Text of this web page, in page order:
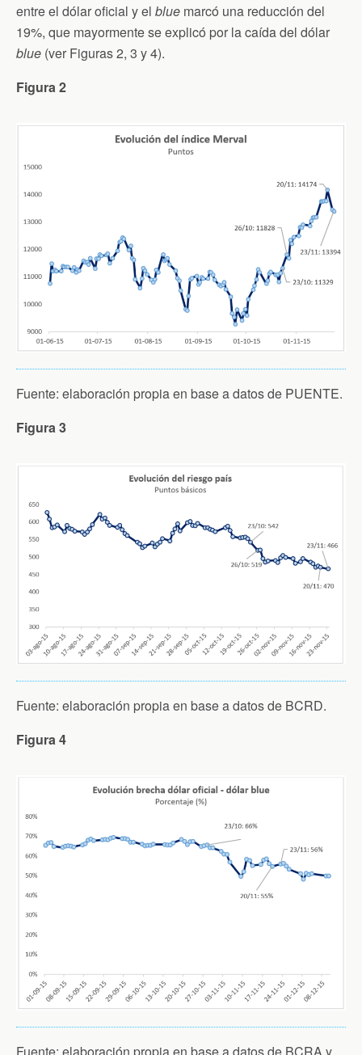
entre el dólar oficial y el blue marcó una reducción del
19%, que mayormente se explicó por la caída del dólar
blue (ver Figuras 2, 3 y 4).
Figura 2
Fuente: elaboración propia en base a datos de PUENTE.
Figura 3
Fuente: elaboración propia en base a datos de BCRD.
Figura 4
Fuente: elaboración propia en base a datos de BCRA y